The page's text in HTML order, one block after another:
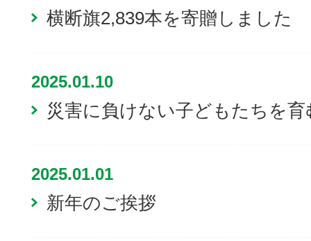
横断旗2,839本を寄贈しました
2025.01.10
災害に負けない子どもたちを育
2025.01.01
新年のご挨拶